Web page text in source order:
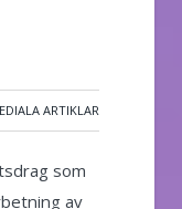
ARTIKLAR
som
av